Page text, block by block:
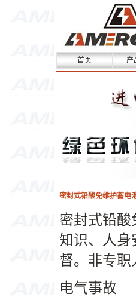
首页 产
密封式铅酸免维护蓄电
密封式铅酸
知识、人身
督。非专职
电气事故